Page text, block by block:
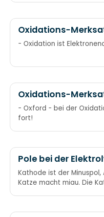
Oxidations-
- Oxidation ist
Oxidations-
- Oxford - bei der
fort!
Pole bei der
Kathode ist der Minuspol,
Katze macht miau. Die